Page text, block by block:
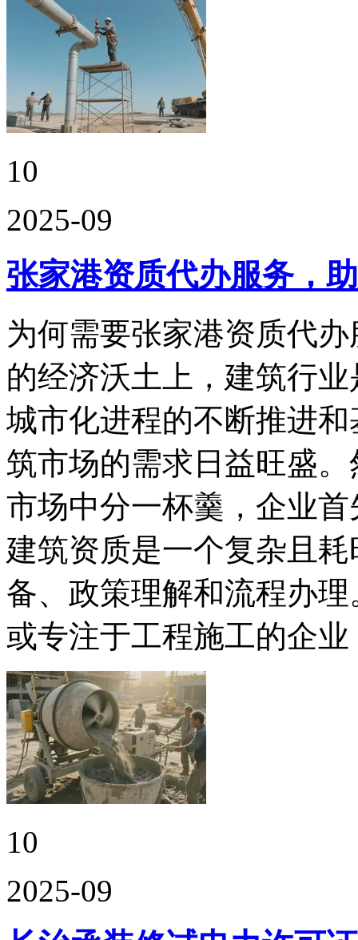
10
2025-09
张家港资质代办服务，
为何需要张家港资质代
的经济沃土上，建筑行
城市化进程的不断推进
筑市场的需求日益旺盛
市场中分一杯羹，企业
建筑资质是一个复杂且
备、政策理解和流程办
或专注于工程施工的企业
10
2025-09